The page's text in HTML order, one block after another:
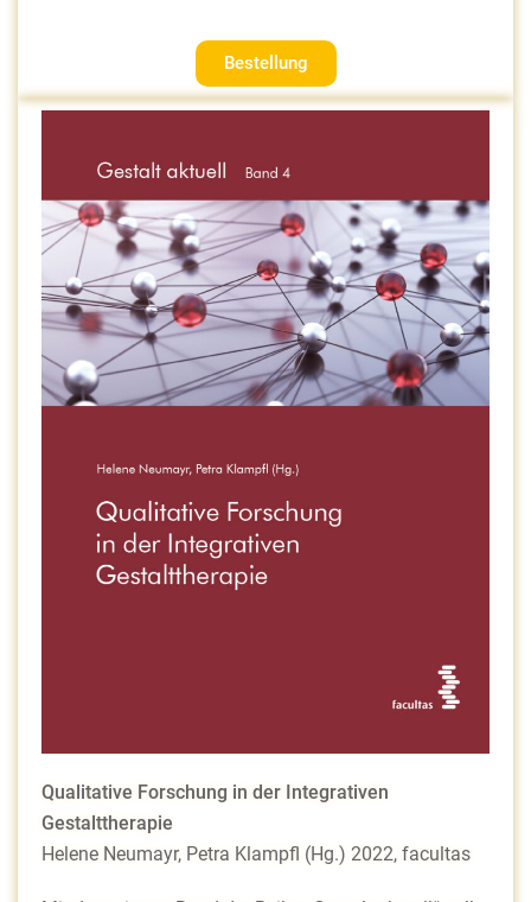
Bestellung
Qualitative Forschung in der Integrativen
Gestalttherapie
Helene Neumayr, Petra Klampfl (Hg.) 2022, facultas